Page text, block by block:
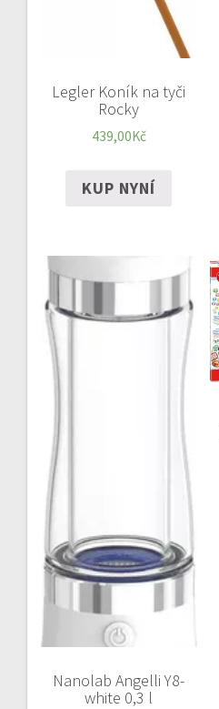
Legler Koník na tyči
Rocky
439,00Kč
KUP NYNÍ
Nanolab Angelli Y8-
white 0,3 l